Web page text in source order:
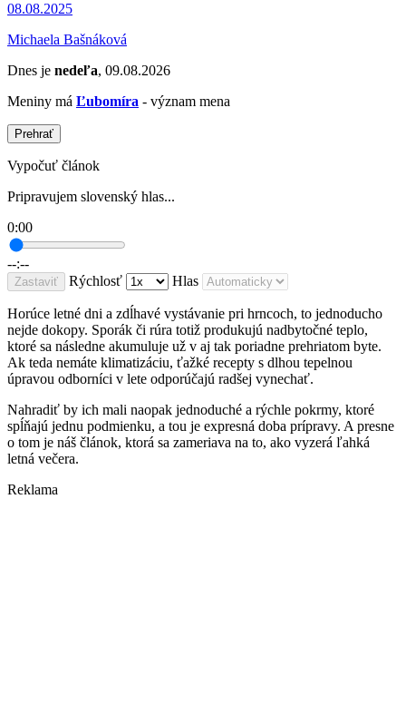
08.08.2025
Michaela Bašnáková
Dnes je nedeľa, 09.08.2026
Meniny má Ľubomíra - význam mena
Prehrať
Vypočuť článok
Pripravujem slovenský hlas...
0:00
--:--
Zastaviť Rýchlosť Hlas
Horúce letné dni a zdĺhavé vystávanie pri hrncoch, to jednoducho
nejde dokopy. Sporák či rúra totiž produkujú nadbytočné teplo,
ktoré sa následne akumuluje už v aj tak poriadne prehriatom byte.
Ak teda nemáte klimatizáciu, ťažké recepty s dlhou tepelnou
úpravou odborníci v lete odporúčajú radšej vynechať.
Nahradiť by ich mali naopak jednoduché a rýchle pokrmy, ktoré
spĺňajú jednu podmienku, a tou je expresná doba prípravy. A presne
o tom je náš článok, ktorá sa zameriava na to, ako vyzerá ľahká
letná večera.
Reklama